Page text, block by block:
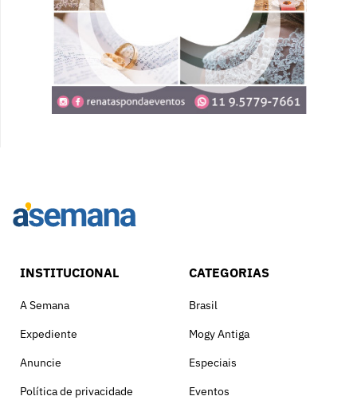
INSTITUCIONAL
A Semana
Expediente
Anuncie
Política de privacidade
CATEGORIAS
Brasil
Mogy Antiga
Especiais
Eventos